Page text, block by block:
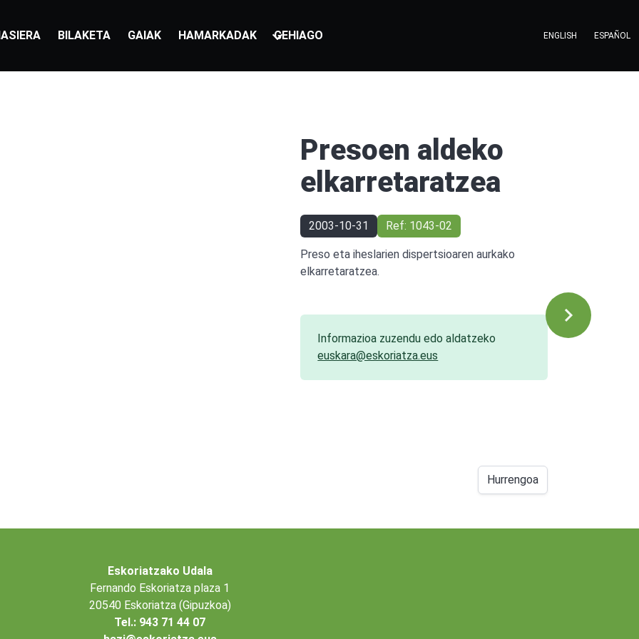
BILAKETA GAIAK HAMARKADAK GEHIAGO ENGLISH ESPAÑOL
Presoen aldeko
elkarretaratzea
2003-10-31 Ref: 1043-02
Preso eta iheslarien dispertsioaren aurkako
elkarretaratzea.
Informazioa zuzendu edo aldatzeko
euskara@eskoriatza.eus
Hurrengoa
Eskoriatzako Udala
Fernando Eskoriatza plaza 1
20540 Eskoriatza (Gipuzkoa)
Tel.: 943 71 44 07